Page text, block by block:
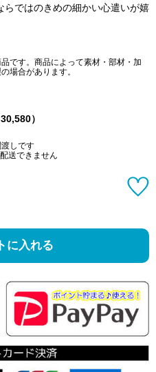
ではのきめの細かい心遣いが嬉
です。商品によって素材・部材・加
場合があります。
）
しです
送できません
に入れる